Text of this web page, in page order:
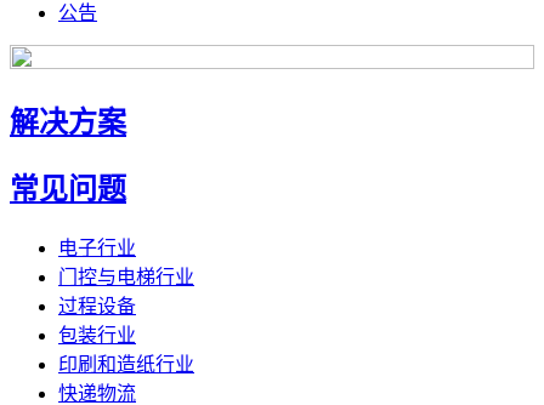
公告
解决方案
常见问题
电子行业
门控与电梯行业
过程设备
包装行业
印刷和造纸行业
快递物流